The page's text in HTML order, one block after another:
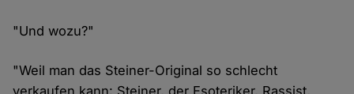
"Und wozu?"
"Weil man das Steiner-Original so schlecht